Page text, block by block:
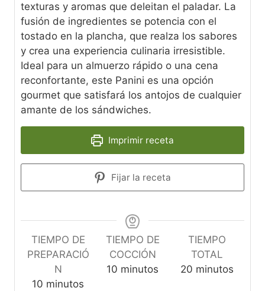
texturas y aromas que deleitan el paladar. La
fusión de ingredientes se potencia con el
tostado en la plancha, que realza los sabores
y crea una experiencia culinaria irresistible.
Ideal para un almuerzo rápido o una cena
reconfortante, este Panini es una opción
gourmet que satisfará los antojos de cualquier
amante de los sándwiches.
Imprimir receta
Fijar la receta
TIEMPO DE
PREPARACIÓ
N
10 m
minutos
TIEMPO DE
COCCIÓN
10 m
minutos
TIEMPO
TOTAL
20 m
minutos